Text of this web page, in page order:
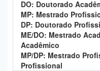
DO: Doutorado
MP: Mestrado
DP: Doutorado
ME/DO: Mestrado
Acadêmico
MP/DP: Mestrado
Profissional